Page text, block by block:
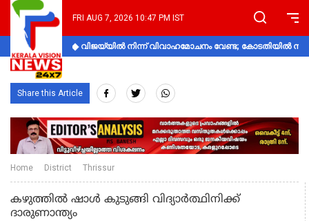
FRI AUG 7, 2026 10:47 PM IST
വിജയ്‌യിൽ നിന്ന് വിവാഹമോചനം വേണ്ട; കോടതിയിൽ
Share this Article
Home District Thrissur
കഴുത്തില്‍ ഷാള്‍ കുടുങ്ങി വിദ്യാര്‍ത്ഥിനിക്ക്
ദാരുണാന്ത്യം